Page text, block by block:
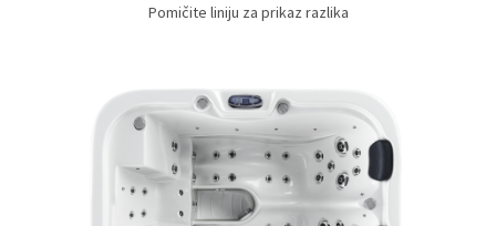
Pomičite liniju za prikaz razlika
se nalaze na web-mjestu koje gledate. Pomoću tih
Da li Aquaestil stranica koristi
kolačiće?
Da, s primarnim ciljem kako bi naše web stranice
vam omogućile bolje korisničko iskustvo.